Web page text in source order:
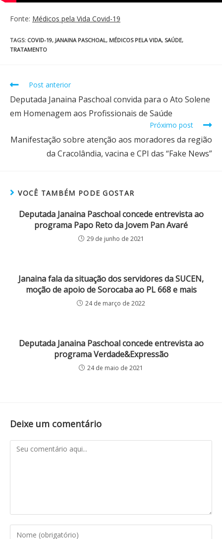
Fonte: Médicos pela Vida Covid-19
TAGS: COVID-19, JANAINA PASCHOAL, MÉDICOS PELA VIDA, SAÚDE,
TRATAMENTO
Post anterior
Deputada Janaina Paschoal convida para o Ato Solene
em Homenagem aos Profissionais de Saúde
Próximo post
Manifestação sobre atenção aos moradores da região
da Cracolândia, vacina e CPI das “Fake News”
VOCÊ TAMBÉM PODE GOSTAR
Deputada Janaina Paschoal concede entrevista ao
programa Papo Reto da Jovem Pan Avaré
29 de junho de 2021
Janaina fala da situação dos servidores da SUCEN,
moção de apoio de Sorocaba ao PL 668 e mais
24 de março de 2022
Deputada Janaina Paschoal concede entrevista ao
programa Verdade&Expressão
24 de maio de 2021
Deixe um comentário